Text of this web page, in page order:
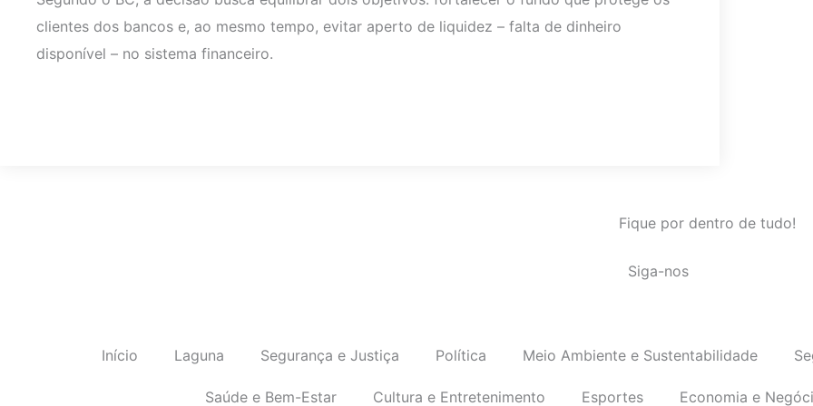
clientes dos bancos e, ao mesmo tempo, evitar aperto de liquidez – falta de dinheiro
disponível – no sistema financeiro.
Fique por dentro de tudo!
Siga-nos
Início Laguna Segurança e Justiça Política Meio Ambiente e Sustentabilidade
Saúde e Bem-Estar Cultura e Entretenimento Esportes Economia e